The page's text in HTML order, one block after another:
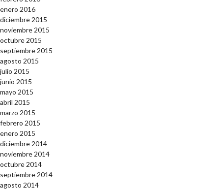
enero 2016
diciembre 2015
noviembre 2015
octubre 2015
septiembre 2015
agosto 2015
julio 2015
junio 2015
mayo 2015
abril 2015
marzo 2015
febrero 2015
enero 2015
diciembre 2014
noviembre 2014
octubre 2014
septiembre 2014
agosto 2014